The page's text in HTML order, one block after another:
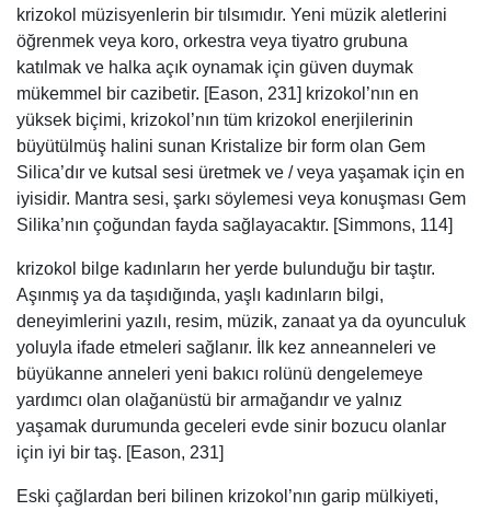
krizokol müzisyenlerin bir tılsımıdır. Yeni müzik aletlerini
öğrenmek veya koro, orkestra veya tiyatro grubuna
katılmak ve halka açık oynamak için güven duymak
mükemmel bir cazibetir. [Eason, 231] krizokol’nın en
yüksek biçimi, krizokol’nın tüm krizokol enerjilerinin
büyütülmüş halini sunan Kristalize bir form olan Gem
Silica’dır ve kutsal sesi üretmek ve / veya yaşamak için en
iyisidir. Mantra sesi, şarkı söylemesi veya konuşması Gem
Silika’nın çoğundan fayda sağlayacaktır. [Simmons, 114]
krizokol bilge kadınların her yerde bulunduğu bir taştır.
Aşınmış ya da taşıdığında, yaşlı kadınların bilgi,
deneyimlerini yazılı, resim, müzik, zanaat ya da oyunculuk
yoluyla ifade etmeleri sağlanır. İlk kez anneanneleri ve
büyükanne anneleri yeni bakıcı rolünü dengelemeye
yardımcı olan olağanüstü bir armağandır ve yalnız
yaşamak durumunda geceleri evde sinir bozucu olanlar
için iyi bir taş. [Eason, 231]
Eski çağlardan beri bilinen krizokol’nın garip mülkiyeti,